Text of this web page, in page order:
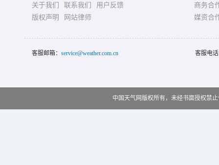
关于我们 联系我们
用户反馈
版权声明
网站律师
商务合
媒资合
客服邮箱： service@weather.com.cn 客服电
中国天气网版权所有，未经书面授权